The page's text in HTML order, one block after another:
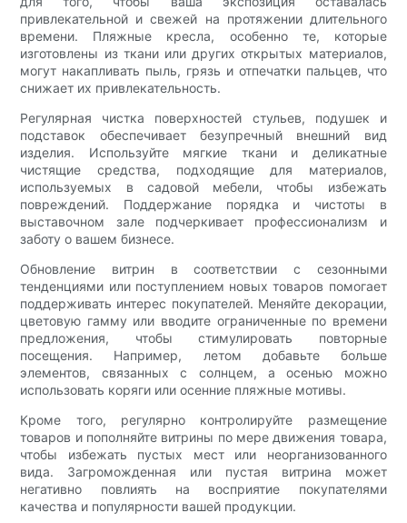
привлекательной и свежей на протяжении длительного
времени. Пляжные кресла, особенно те, которые
изготовлены из ткани или других открытых материалов,
могут накапливать пыль, грязь и отпечатки пальцев, что
снижает их привлекательность.
Регулярная чистка поверхностей стульев, подушек и
подставок обеспечивает безупречный внешний вид
изделия. Используйте мягкие ткани и деликатные
чистящие средства, подходящие для материалов,
используемых в садовой мебели, чтобы избежать
повреждений. Поддержание порядка и чистоты в
выставочном зале подчеркивает профессионализм и
заботу о вашем бизнесе.
Обновление витрин в соответствии с сезонными
тенденциями или поступлением новых товаров помогает
поддерживать интерес покупателей. Меняйте декорации,
цветовую гамму или вводите ограниченные по времени
предложения, чтобы стимулировать повторные
посещения. Например, летом добавьте больше
элементов, связанных с солнцем, а осенью можно
использовать коряги или осенние пляжные мотивы.
Кроме того, регулярно контролируйте размещение
товаров и пополняйте витрины по мере движения товара,
чтобы избежать пустых мест или неорганизованного
вида. Загроможденная или пустая витрина может
негативно повлиять на восприятие покупателями
качества и популярности вашей продукции.